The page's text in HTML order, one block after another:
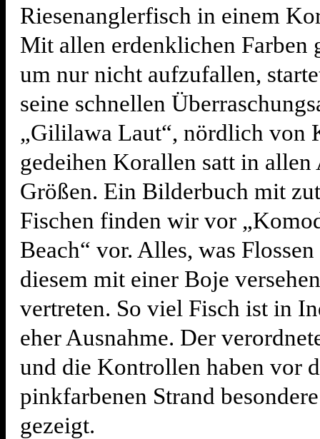
Riesenanglerfisch in einem
Mit allen erdenklichen Farben
um nur nicht aufzufallen,
seine schnellen
„Gililawa Laut“, nördlich von
gedeihen Korallen satt in allen
Größen. Ein Bilderbuch mit
Fischen finden wir vor
Beach“ vor. Alles, was
diesem mit einer Boje
vertreten. So viel Fisch ist in
eher Ausnahme. Der
und die Kontrollen haben vor
pinkfarbenen Strand
gezeigt.